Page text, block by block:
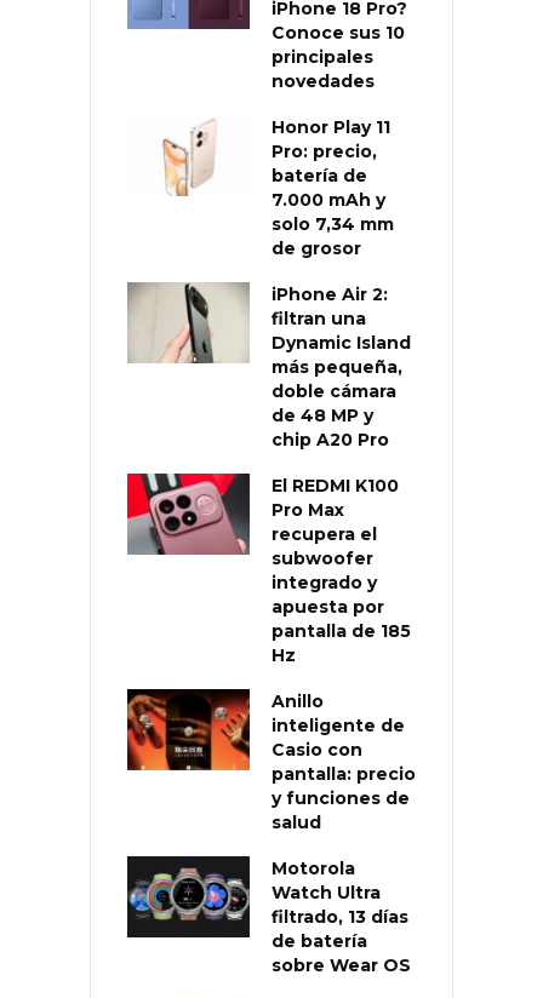
iPhone 18 Pro?
Conoce sus 10
principales
novedades
Honor Play 11
Pro: precio,
batería de
7.000 mAh y
solo 7,34 mm
de grosor
iPhone Air 2:
filtran una
Dynamic Island
más pequeña,
doble cámara
de 48 MP y
chip A20 Pro
El REDMI K100
Pro Max
recupera el
subwoofer
integrado y
apuesta por
pantalla de 185
Hz
Anillo
inteligente de
Casio con
pantalla: precio
y funciones de
salud
Motorola
Watch Ultra
filtrado, 13 días
de batería
sobre Wear OS